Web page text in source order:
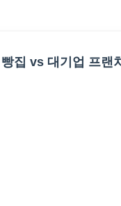
집 vs 대기업 프랜